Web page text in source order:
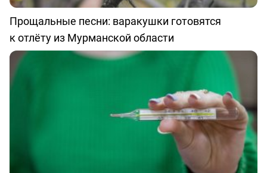
Прощальные песни: варакушки готовятся
к отлёту из Мурманской области